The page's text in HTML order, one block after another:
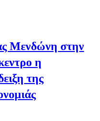
Μενδώνη στην
η
της